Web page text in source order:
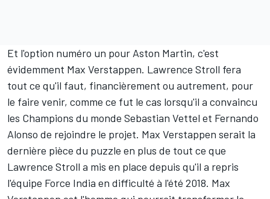
Et l'option numéro un pour Aston Martin, c'est
évidemment Max Verstappen. Lawrence Stroll fera
tout ce qu'il faut, financièrement ou autrement, pour
le faire venir, comme ce fut le cas lorsqu'il a convaincu
les Champions du monde Sebastian Vettel et Fernando
Alonso de rejoindre le projet. Max Verstappen serait la
dernière pièce du puzzle en plus de tout ce que
Lawrence Stroll a mis en place depuis qu'il a repris
l'équipe Force India en difficulté à l'été 2018. Max